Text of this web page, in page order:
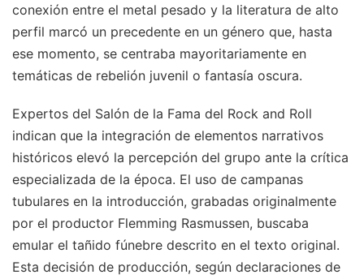
conexión entre el metal pesado y la literatura de alto
perfil marcó un precedente en un género que, hasta
ese momento, se centraba mayoritariamente en
temáticas de rebelión juvenil o fantasía oscura.
Expertos del Salón de la Fama del Rock and Roll
indican que la integración de elementos narrativos
históricos elevó la percepción del grupo ante la crítica
especializada de la época. El uso de campanas
tubulares en la introducción, grabadas originalmente
por el productor Flemming Rasmussen, buscaba
emular el tañido fúnebre descrito en el texto original.
Esta decisión de producción, según declaraciones de